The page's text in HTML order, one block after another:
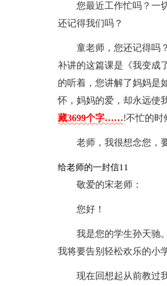
您最近工作忙吗？一
还记得我们吗？
童老师，您还记得吗
补讲的这篇课是《我变成
的听着，您讲解了妈妈是
怀，妈妈的爱，却永远使
藏3699个字……!不忙的时
老师，我很想念您，
给老师的一封信11
敬爱的宋老师：
您好！
我是您的学生孙天驰
我将要告别轻松欢乐的小
现在回想起从前教过